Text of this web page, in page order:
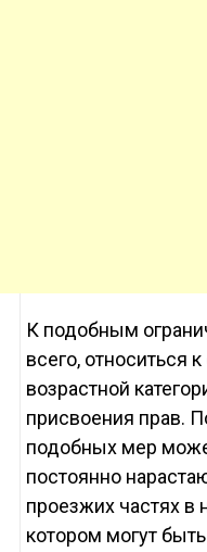
К подобным
всего, относиться
возрастной
присвоения прав.
подобных мер
постоянно
проезжих частях в
котором могут